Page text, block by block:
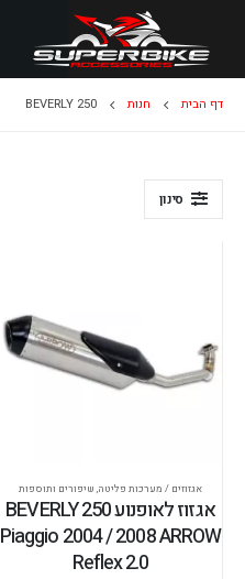
דף הבית חנות BEVERLY 250
סינון
אגזוזים / מערכות פליטה, שיפורים ותוספות
אגזוז לאופנוע BEVERLY 250
Piaggio 2004 / 2008 ARROW
Reflex 2.0